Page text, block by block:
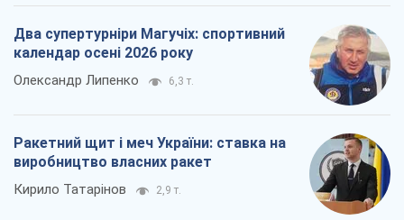
Два супертурніри Магучіх: спортивний
календар осені 2026 року
Олександр Липенко 6,3 т.
Ракетний щит і меч України: ставка на
виробництво власних ракет
Кирило Татарінов 2,9 т.